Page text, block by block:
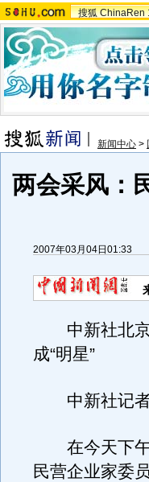
搜狐 ChinaRen
新闻中心 >
两会采风：
2007年03月04日01:33
中新社北京
成“明星”
中新社记者
在今天下午
民营企业家委